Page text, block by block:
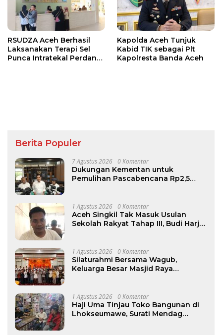
RSUDZA Aceh Berhasil
Laksanakan Terapi Sel
Punca Intratekal Perdana
Kapolda Aceh Tunjuk
Kabid TIK sebagai Plt
Kapolresta Banda Aceh
Berita Populer
7 Agustus 2026 0 Komentar
Dukungan Kementan untuk
Pemulihan Pascabencana Rp2,5
1 Agustus 2026 0 Komentar
Aceh Singkil Tak Masuk Usulan
Sekolah Rakyat Tahap III, Budi Harjo
1 Agustus 2026 0 Komentar
Silaturahmi Bersama Wagub,
Keluarga Besar Masjid Raya
1 Agustus 2026 0 Komentar
Haji Uma Tinjau Toko Bangunan di
Lhokseumawe, Surati Mendag